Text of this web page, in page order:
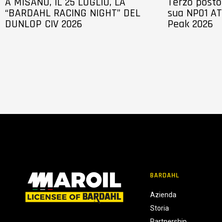
“BARDAHL RACING NIGHT” DEL
DUNLOP CIV 2026
sua NP01
Peak 2026
BARDAHL
Azienda
Storia